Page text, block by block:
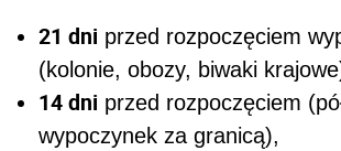
21 dni przed rozpoczęciem
(kolonie, obozy, biwaki
14 dni przed rozpoczęciem
wypoczynek za granicą),